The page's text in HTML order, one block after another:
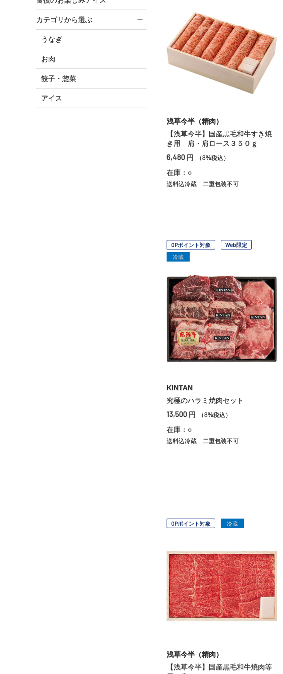
カテゴリから選ぶ
うなぎ
お肉
餃子・惣菜
アイス
浅草今半（精肉）
【浅草今半】国産黒毛和牛すき焼
き用 肩・肩ロース３５０ｇ
6,480 円 （8%税込）
在庫：○
送料込冷蔵 二重包装不可
OPポイント対象
Web限定
冷蔵
KINTAN
究極のハラミ焼肉セット
13,500 円 （8%税込）
在庫：○
送料込冷蔵 二重包装不可
OPポイント対象 冷蔵
浅草今半（精肉）
【浅草今半】国産黒毛和牛焼肉等